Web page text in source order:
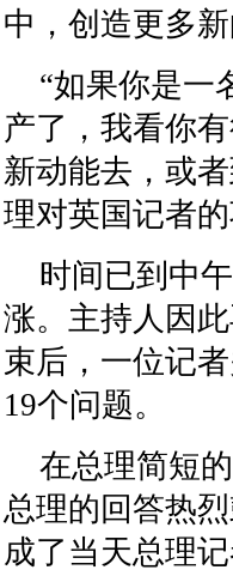
中，创造更多新
“如果你是一
产了，我看你
新动能去，或
理对英国记者
时间已到中
涨。主持人因
束后，一位记
19个问题。
在总理简短
总理的回答热
成了当天总理记